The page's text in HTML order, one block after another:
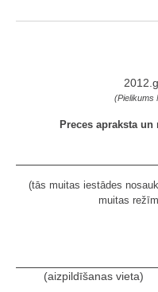
(Pielikums
Preces apraksta un
(tās muitas iestādes
muitas
(aizpildīšanas vieta)